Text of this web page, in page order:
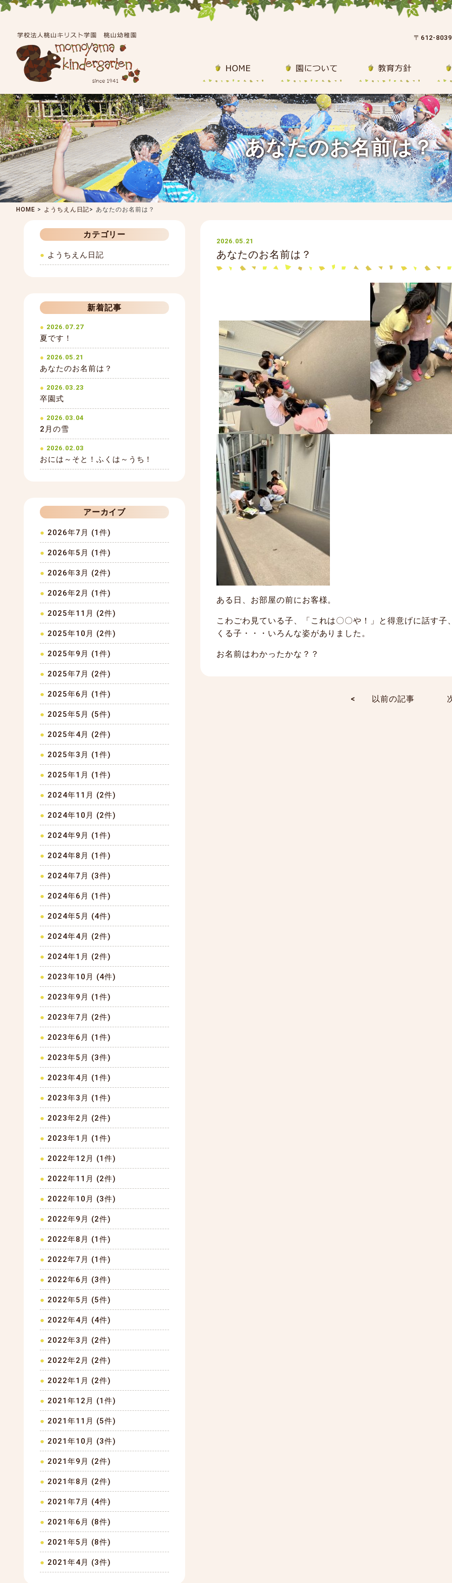
〒612-
あなたのお名前は？
HOME > ようちえん日記> あなたのお名前は？
カテゴリー
ようちえん日記
新着記事
2026.07.27
夏です！
2026.05.21
あなたのお名前は？
2026.03.23
卒園式
2026.03.04
2月の雪
2026.02.03
おには～そと！ふくは～うち！
アーカイブ
2026年7月 (1件)
2026年5月 (1件)
2026年3月 (2件)
2026年2月 (1件)
2025年11月 (2件)
2025年10月 (2件)
2025年9月 (1件)
2025年7月 (2件)
2025年6月 (1件)
2025年5月 (5件)
2025年4月 (2件)
2025年3月 (1件)
2025年1月 (1件)
2024年11月 (2件)
2024年10月 (2件)
2024年9月 (1件)
2024年8月 (1件)
2024年7月 (3件)
2024年6月 (1件)
2024年5月 (4件)
2024年4月 (2件)
2024年1月 (2件)
2023年10月 (4件)
2023年9月 (1件)
2023年7月 (2件)
2023年6月 (1件)
2023年5月 (3件)
2023年4月 (1件)
2023年3月 (1件)
2023年2月 (2件)
2023年1月 (1件)
2022年12月 (1件)
2022年11月 (2件)
2022年10月 (3件)
2022年9月 (2件)
2022年8月 (1件)
2022年7月 (1件)
2022年6月 (3件)
2022年5月 (5件)
2022年4月 (4件)
2022年3月 (2件)
2022年2月 (2件)
2022年1月 (2件)
2021年12月 (1件)
2021年11月 (5件)
2021年10月 (3件)
2021年9月 (2件)
2021年8月 (2件)
2021年7月 (4件)
2021年6月 (8件)
2021年5月 (8件)
2021年4月 (3件)
2026.05.21
あなたのお名前は？
ある日、お部屋の前にお客様。
こわごわ見ている子、「これは〇〇や！」と得意げに話す
くる子・・・いろんな姿がありました。
お名前はわかったかな？？
< 以前の記事